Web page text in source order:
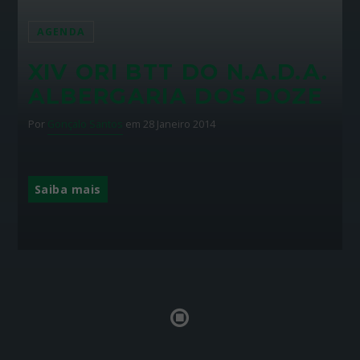
AGENDA
XIV ORI BTT DO N.A.D.A.
ALBERGARIA DOS DOZE
Por em 28 Janeiro 2014
Saiba mais